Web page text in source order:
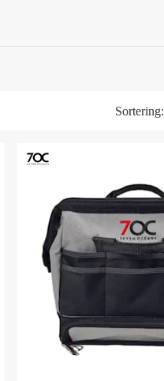
Sortering: